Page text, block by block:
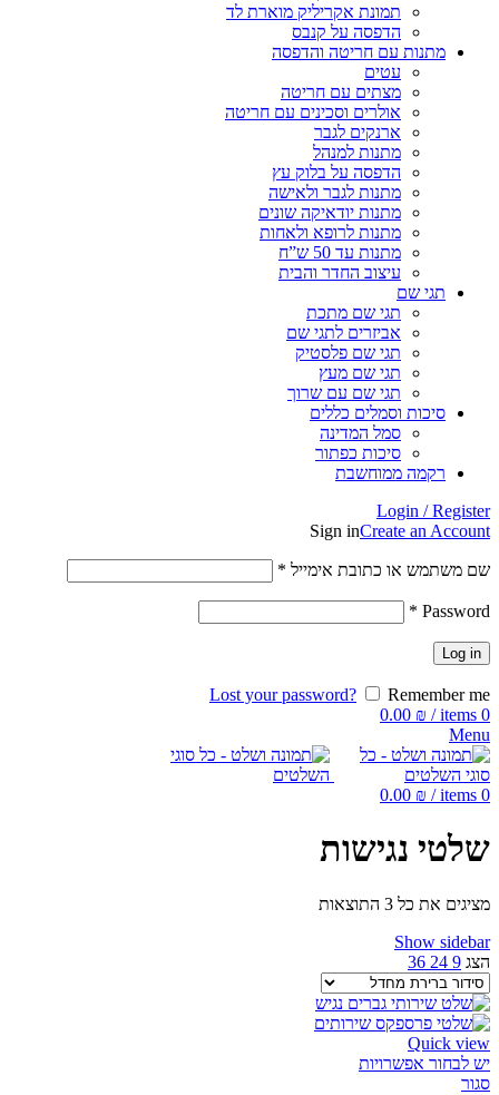
תמונת אקריליק מוארת לד
הדפסה על קנבס
מתנות עם חריטה והדפסה
עטים
מצתים עם חריטה
אולרים וסכינים עם חריטה
ארנקים לגבר
מתנות למנהל
הדפסה על בלוק עץ
מתנות לגבר ולאישה
מתנות יודאיקה שונים
מתנות לרופא ולאחות
מתנות עד 50 ש”ח
עיצוב החדר והבית
תגי שם
תגי שם מתכת
אביזרים לתגי שם
תגי שם פלסטיק
תגי שם מעץ
תגי שם עם שרוך
סיכות וסמלים כללים
סמל המדינה
סיכות כפתור
רקמה ממוחשבת
Login / Register
Sign inCreate an Account
שם משתמש או כתובת אימייל *
Password
*
Log in
Lost your password?
Remember me
0
items
/
0.00 ₪
Menu
0
items
/
0.00 ₪
שלטי נגישות
מציגים את כל ⁦3⁩ התוצאות
Show sidebar
הצג 9
24
36
Quick view
יש לבחור אפשרויות
סגור